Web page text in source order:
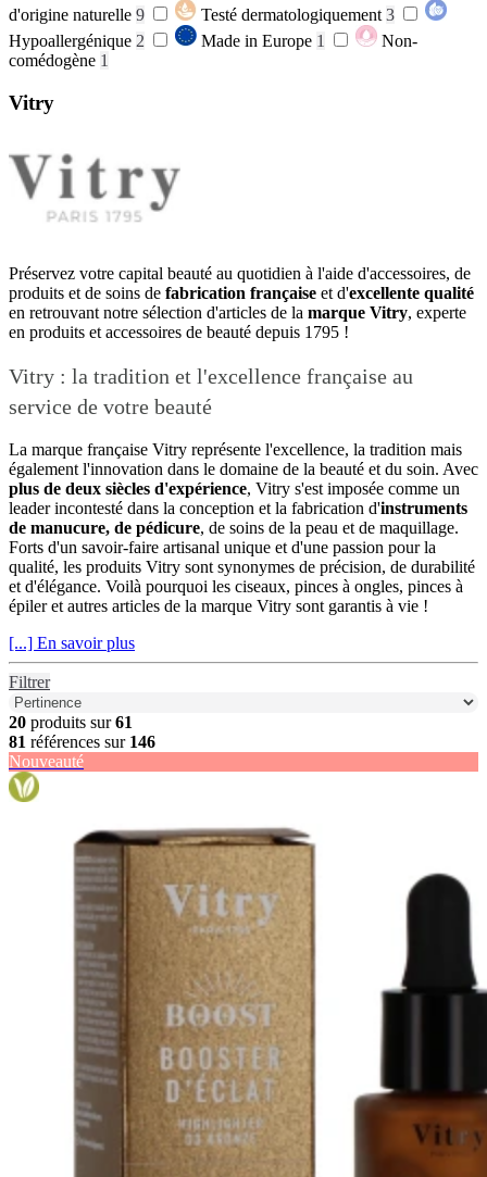
d'origine naturelle 9 Testé dermatologiquement 3
Hypoallergénique 2 Made in Europe 1
Non-
comédogène 1
Vitry
Préservez votre capital beauté au quotidien à l'aide d'accessoires, de
produits et de soins de fabrication française et d'excellente qualité
en retrouvant notre sélection d'articles de la marque Vitry, experte
en produits et accessoires de beauté depuis 1795 !
Vitry : la tradition et l'excellence française au
service de votre beauté
La marque française Vitry représente l'excellence, la tradition mais
également l'innovation dans le domaine de la beauté et du soin. Avec
plus de deux siècles d'expérience, Vitry s'est imposée comme un
leader incontesté dans la conception et la fabrication d'instruments
de manucure, de pédicure, de soins de la peau et de maquillage.
Forts d'un savoir-faire artisanal unique et d'une passion pour la
qualité, les produits Vitry sont synonymes de précision, de durabilité
et d'élégance. Voilà pourquoi les ciseaux, pinces à ongles, pinces à
épiler et autres articles de la marque Vitry sont garantis à vie !
[...] En savoir plus
Filtrer
20 produits sur61
81 références sur 146
Nouveauté